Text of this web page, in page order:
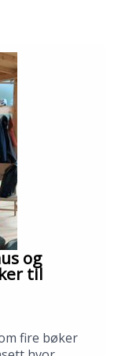
og
til
fire bøker